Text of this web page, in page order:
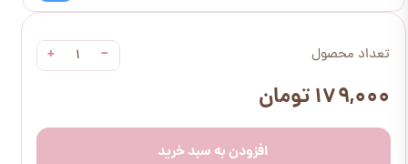
تعداد محصول −
+
۱۷۹,۰۰۰ تومان
افزودن به سبد خرید